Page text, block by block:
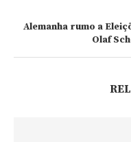
Alemanha rumo a
Olaf